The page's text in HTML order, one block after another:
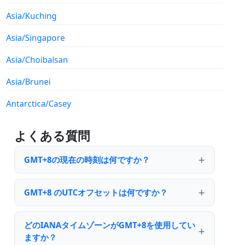
Asia/Kuching
Asia/Singapore
Asia/Choibalsan
Asia/Brunei
Antarctica/Casey
よくある質問
GMT+8の現在の時刻は何ですか？
GMT+8 のUTCオフセットは何ですか？
どのIANAタイムゾーンがGMT+8を使用してい
ますか？